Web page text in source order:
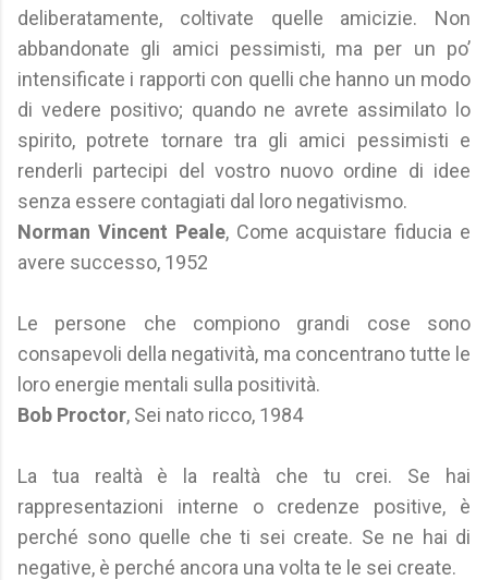
deliberatamente, coltivate quelle amicizie. Non
abbandonate gli amici pessimisti, ma per un po’
intensificate i rapporti con quelli che hanno un modo
di vedere positivo; quando ne avrete assimilato lo
spirito, potrete tornare tra gli amici pessimisti e
renderli partecipi del vostro nuovo ordine di idee
senza essere contagiati dal loro negativismo.
Norman Vincent Peale, Come acquistare fiducia e
avere successo, 1952
Le persone che compiono grandi cose sono
consapevoli della negatività, ma concentrano tutte le
loro energie mentali sulla positività.
Bob Proctor, Sei nato ricco, 1984
La tua realtà è la realtà che tu crei. Se hai
rappresentazioni interne o credenze positive, è
perché sono quelle che ti sei create. Se ne hai di
negative, è perché ancora una volta te le sei create.